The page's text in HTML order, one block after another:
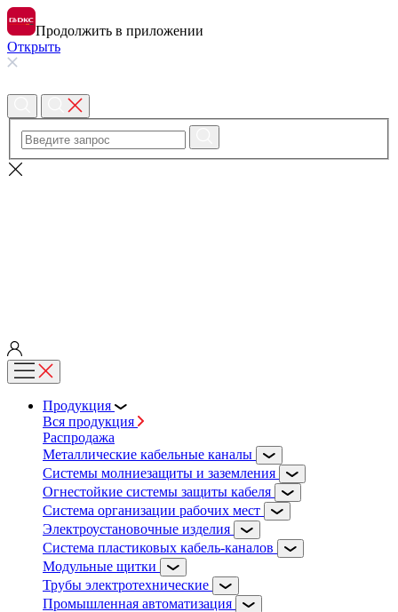
Продолжить в приложении
Открыть
Продукция
Вся продукция
Распродажа
Металлические кабельные каналы
Системы молниезащиты и заземления
Огнестойкие системы защиты кабеля
Система организации рабочих мест
Электроустановочные изделия
Система пластиковых кабель-каналов
Модульные щитки
Трубы электротехнические
Промышленная автоматизация